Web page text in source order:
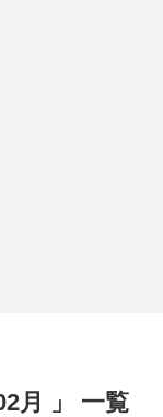
月 」 一覧